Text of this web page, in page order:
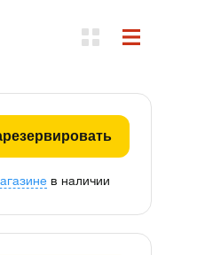
в наличии